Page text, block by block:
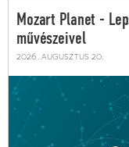
Mozart Planet -
művészeivel
2026. augusztus 20.